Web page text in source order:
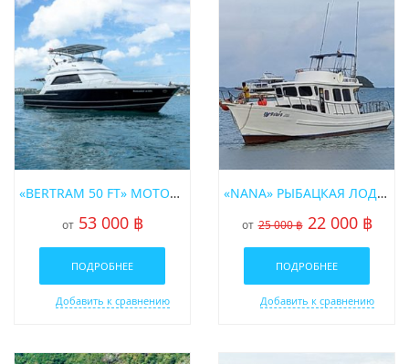
«BERTRAM 50 FT» МОТОРНАЯ ЯХТА
от 53 000 ฿
ПОДРОБНЕЕ
Добавить к сравнению
«NANA» РЫБАЦКАЯ ЛОДКА В АРЕНДУ НА ПХУКЕТЕ
от 25 000 ฿ 22 000 ฿
ПОДРОБНЕЕ
Добавить к сравнению